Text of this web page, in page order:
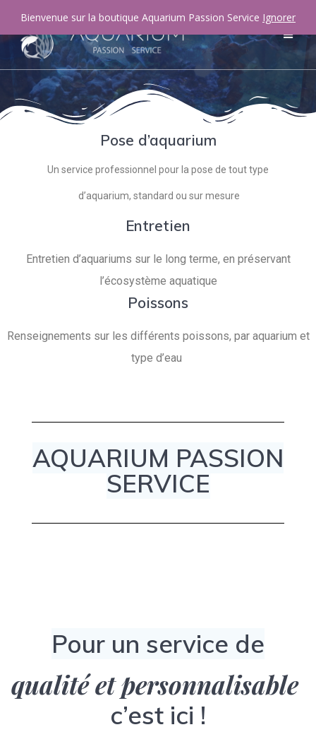
Pose d’aquarium
Un service professionnel pour la pose de tout type
d’aquarium, standard ou sur mesure
Entretien
Entretien d’aquariums sur le long terme, en préservant
l’écosystème aquatique
Poissons
Renseignements sur les différents poissons, par aquarium et
type d’eau
AQUARIUM PASSION
SERVICE
Pour un service de
qualité et personnalisable
c’est ici !
Bienvenue sur la boutique Aquarium Passion Service Ignorer